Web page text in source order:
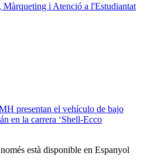
Màrqueting i Atenció a l'Estudiantat
presentan el vehículo de bajo
en la carrera ‘Shell-Ecco
està disponible en Espanyol